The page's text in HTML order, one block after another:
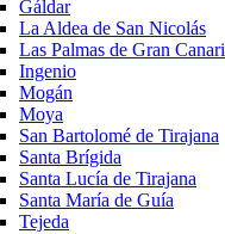
Gáldar
La Aldea de San Nicolás
Las Palmas de Gran
Ingenio
Mogán
Moya
San Bartolomé de Tirajana
Santa Brígida
Santa Lucía de Tirajana
Santa María de Guía
Tejeda